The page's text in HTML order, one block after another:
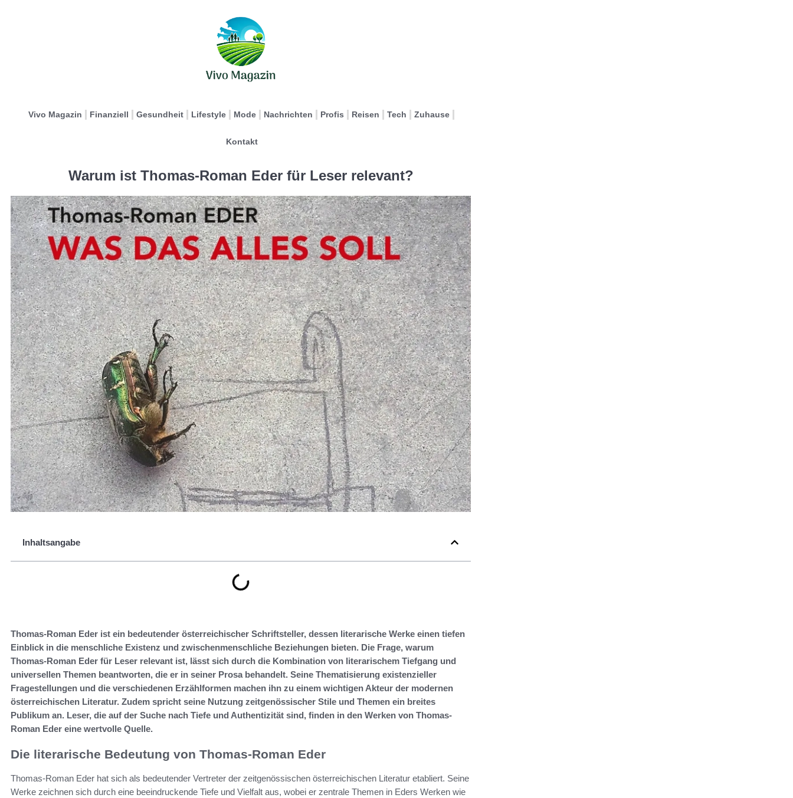
Vivo Magazin Finanziell Gesundheit Lifestyle Mode Nachrichten Profis Reisen Tech Zuhause
Kontakt
Warum ist Thomas-Roman Eder für Leser relevant?
Inhaltsangabe
Thomas-Roman Eder ist ein bedeutender österreichischer Schriftsteller, dessen literarische Werke einen tiefen
Einblick in die menschliche Existenz und zwischenmenschliche Beziehungen bieten. Die Frage, warum
Thomas-Roman Eder für Leser relevant ist, lässt sich durch die Kombination von literarischem Tiefgang und
universellen Themen beantworten, die er in seiner Prosa behandelt. Seine Thematisierung existenzieller
Fragestellungen und die verschiedenen Erzählformen machen ihn zu einem wichtigen Akteur der modernen
österreichischen Literatur. Zudem spricht seine Nutzung zeitgenössischer Stile und Themen ein breites
Publikum an. Leser, die auf der Suche nach Tiefe und Authentizität sind, finden in den Werken von Thomas-
Roman Eder eine wertvolle Quelle.
Die literarische Bedeutung von Thomas-Roman Eder
Thomas-Roman Eder hat sich als bedeutender Vertreter der zeitgenössischen österreichischen Literatur etabliert. Seine
Werke zeichnen sich durch eine beeindruckende Tiefe und Vielfalt aus, wobei er zentrale Themen in Eders Werken wie